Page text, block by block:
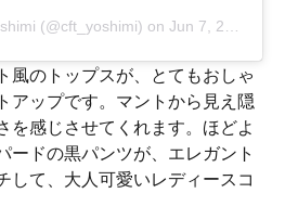
(@cft_yoshimi) on Jun 7, 2019 at 3:53am PDT
風のトップスが、とてもおしゃ
アップです。マントから見え隠
を感じさせてくれます。ほどよ
ードの黒パンツが、エレガント
して、大人可愛いレディースコ